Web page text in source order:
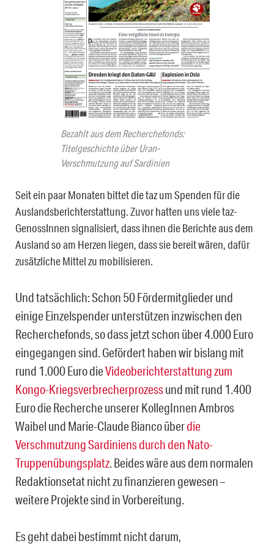
Bezahlt aus dem Recherchefonds:
Titelgeschichte über Uran-
Verschmutzung auf Sardinien
Seit ein paar Monaten bittet die taz um Spenden für die
Auslandsberichterstattung. Zuvor hatten uns viele taz-
GenossInnen signalisiert, dass ihnen die Berichte aus dem
Ausland so am Herzen liegen, dass sie bereit wären, dafür
zusätzliche Mittel zu mobilisieren.
Und tatsächlich: Schon 50 Fördermitglieder und
einige Einzelspender unterstützen inzwischen den
Recherchefonds, so dass jetzt schon über 4.000 Euro
eingegangen sind. Gefördert haben wir bislang mit
rund 1.000 Euro dieVideoberichterstattung zum
Kongo-Kriegsverbrecherprozessund mit rund 1.400
Euro die Recherche unserer KollegInnen Ambros
Waibel und Marie-Claude Bianco überdie
Verschmutzung Sardiniens durch den Nato-
Truppenübungsplatz. Beides wäre aus dem normalen
Redaktionsetat nicht zu finanzieren gewesen –
weitere Projekte sind in Vorbereitung.
Es geht dabei bestimmt nicht darum,